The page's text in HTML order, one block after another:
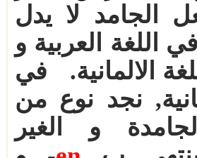
الجامد لا يدل
اللغة العربية و
الالمانية.
في
نجد نوع من
و الغير